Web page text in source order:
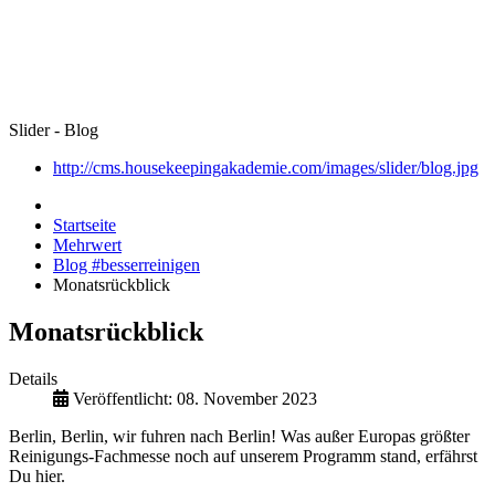
Slider - Blog
http://cms.housekeepingakademie.com/images/slider/blog.jpg
Startseite
Mehrwert
Blog #besserreinigen
Monatsrückblick
Monatsrückblick
Details
Veröffentlicht: 08. November 2023
Berlin, Berlin, wir fuhren nach Berlin! Was außer Europas größter
Reinigungs-Fachmesse noch auf unserem Programm stand, erfährst
Du hier.